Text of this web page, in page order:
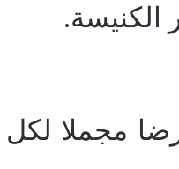
الكنيسة.
مجملا